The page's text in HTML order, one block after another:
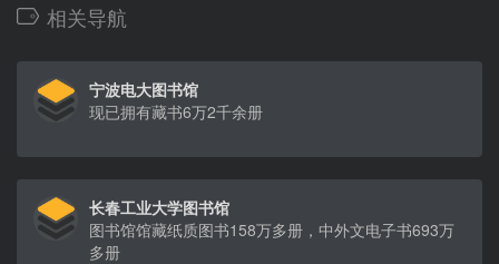
相关导航
宁波电大图书馆
现已拥有藏书6万2千余册
长春工业大学图书馆
图书馆馆藏纸质图书158万多册，中外文电子书693万
多册